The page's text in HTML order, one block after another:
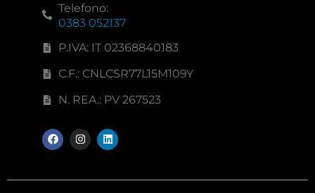
Telefono:
0383 052137
P.IVA: IT 02368840183
C.F.: CNLCSR77L15M109Y
N. REA.: PV 267523